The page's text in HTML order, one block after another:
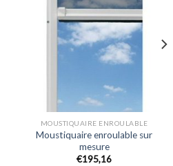
MOUSTIQUAIRE ENROULABLE
Moustiquaire enroulable sur
mesure
€195,16